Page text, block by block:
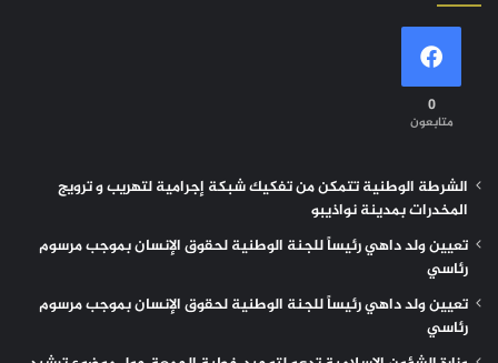
0
متابعون
الشرطة الوطنية تتمكن من تفكيك شبكة إجرامية لتهريب و ترويج
المخدرات بمدينة نواذيبو
تعيين ولد داهي رئيساً للجنة الوطنية لحقوق الإنسان بموجب مرسوم
رئاسي
تعيين ولد داهي رئيساً للجنة الوطنية لحقوق الإنسان بموجب مرسوم
رئاسي